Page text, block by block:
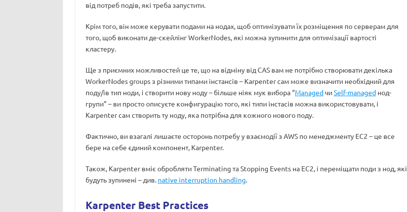
від потреб подів, які треба запустити.
Крім того, він може керувати подами на нодах, щоб оптимізувати їх розміщення по серверам для
того, щоб виконати де-скейлінг WorkerNodes, які можна зупинити для оптимізації вартості
кластеру.
Ще з приємних можливостей це те, що на відміну від CAS вам не потрібно створювати декілька
WorkerNodes groups з різними типами інстансів – Karpenter сам може визначити необхідний для
поду/ів тип ноди, і створити нову ноду – більше ніяк мук вибора “ManagedчиSelf-managedнод-
групи” – ви просто описуєте конфигурацію того, які типи інстасів можна використовувати, і
Karpenter сам створить ту ноду, яка потрібна для кожного нового поду.
Фактично, ви взагалі лишаєте осторонь потребу у взаємодії з AWS по менеджменту EC2 – це все
бере на себе єдиний компонент, Karpenter.
Також, Karpenter вміє обробляти Terminating та Stopping Events на ЕС2, і переміщати поди з нод, які
будуть зупинені – див. native interruption handling.
Karpenter Best Practices